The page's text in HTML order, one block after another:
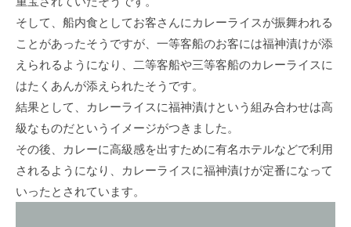
そして、船内食としてお客さんにカレーライスが振舞われる
ことがあったそうですが、一等客船のお客には福神漬けが添
えられるようになり、二等客船や三等客船のカレーライスに
はたくあんが添えられたそうです。
結果として、カレーライスに福神漬けという組み合わせは高
級なものだというイメージがつきました。
その後、カレーに高級感を出すために有名ホテルなどで利用
されるようになり、カレーライスに福神漬けが定番になって
いったとされています。